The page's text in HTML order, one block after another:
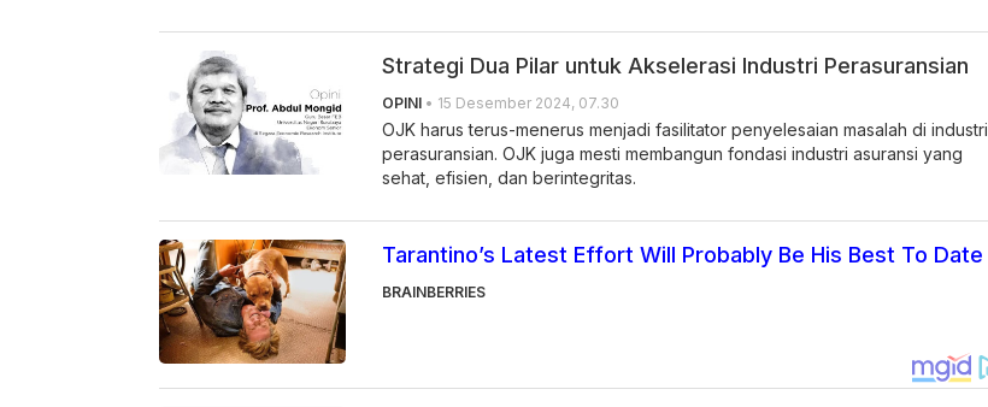
Strategi Dua Pilar untuk Akselerasi Industri Perasuransian
OPINI • 15 Desember 2024, 07.30
OJK harus terus-menerus menjadi fasilitator penyelesaian masalah di industri
perasuransian. OJK juga mesti membangun fondasi industri asuransi yang
sehat, efisien, dan berintegritas.
Tarantino’s Latest Effort Will Probably Be His Best To Date
BRAINBERRIES